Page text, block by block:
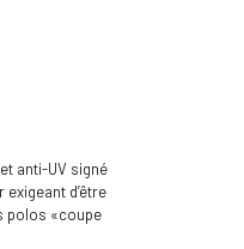
anti-UV signé
d’être
polos «coupe